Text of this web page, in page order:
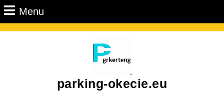
Passer
au
Menu
parking-okecie.eu